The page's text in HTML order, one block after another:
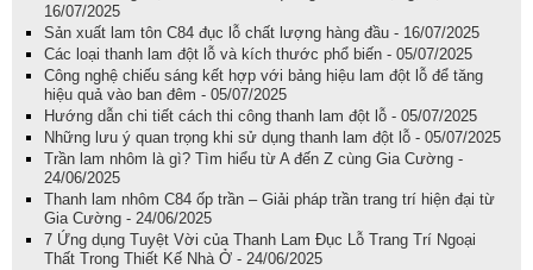
16/07/2025
Sản xuất lam tôn C84 đục lỗ chất lượng hàng đầu - 16/07/2025
Các loại thanh lam đột lỗ và kích thước phổ biến - 05/07/2025
Công nghệ chiếu sáng kết hợp với bảng hiệu lam đột lỗ để tăng
hiệu quả vào ban đêm - 05/07/2025
Hướng dẫn chi tiết cách thi công thanh lam đột lỗ - 05/07/2025
Những lưu ý quan trọng khi sử dụng thanh lam đột lỗ - 05/07/2025
Trần lam nhôm là gì? Tìm hiểu từ A đến Z cùng Gia Cường -
24/06/2025
Thanh lam nhôm C84 ốp trần – Giải pháp trần trang trí hiện đại từ
Gia Cường - 24/06/2025
7 Ứng dụng Tuyệt Vời của Thanh Lam Đục Lỗ Trang Trí Ngoại
Thất Trong Thiết Kế Nhà Ở - 24/06/2025